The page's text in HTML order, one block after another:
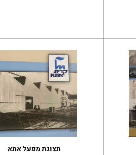
תצוגת מפעל אתא